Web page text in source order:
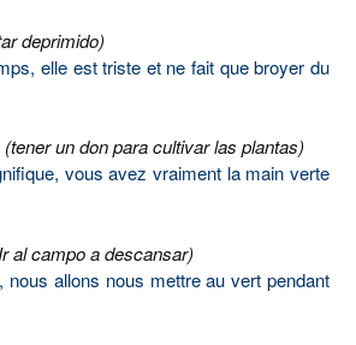
deprimido)
elle est triste et ne fait que broyer du
(tener un don para cultivar las plantas)
vous avez vraiment la main verte
al campo a descansar)
nous allons nous mettre au vert pendant